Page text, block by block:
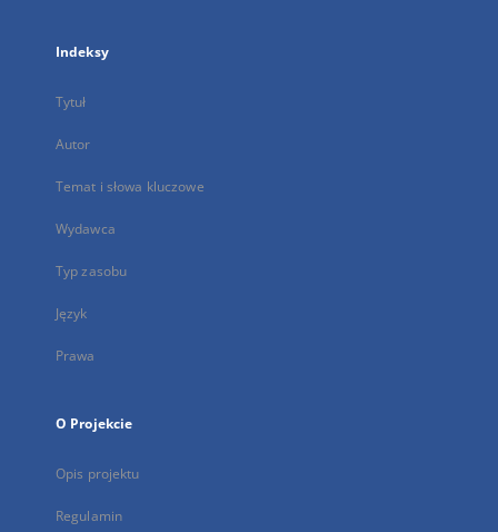
Indeksy
Tytuł
Autor
Temat i słowa kluczowe
Wydawca
Typ zasobu
Język
Prawa
O Projekcie
Opis projektu
Regulamin